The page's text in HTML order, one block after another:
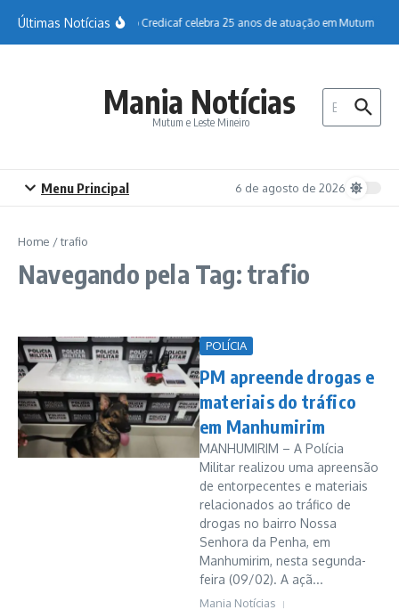
Últimas NotíciasSicoob Credicaf celebra 25 anos de atuação em Mutum
Mania Notícias
Mutum e Leste Mineiro
Procurar por:
Menu Principal 6 de agosto de 2026
Home /trafio
Navegando pela Tag: trafio
POLÍCIA
PM apreende drogas e
materiais do tráfico
em Manhumirim
MANHUMIRIM – A Polícia
Militar realizou uma apreensão
de entorpecentes e materiais
relacionados ao tráfico de
drogas no bairro Nossa
Senhora da Penha, em
Manhumirim, nesta segunda-
feira (09/02). A açã...
Mania Notícias